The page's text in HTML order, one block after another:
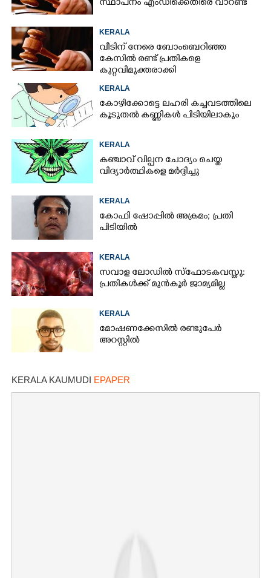
സ്ഥാപനം എംഡിക്കെതിരെ വാറണ്ട്
KERALA
വീടിന് നേരെ ബോംബെറിഞ്ഞ
കേസിൽ രണ്ട് പ്രതികളെ
കുറ്റവിമുക്തരാക്കി
KERALA
കോഴിക്കോട്ടെ ലഹരി കച്ചവടത്തിലെ
കൂടുതൽ കണ്ണികൾ പിടിയിലാകും
KERALA
കഞ്ചാവ് വില്പന ചോദ്യം ചെയ്ത
വിദ്യാർത്ഥികളെ മർദ്ദിച്ചു
KERALA
കോഫി ഷോപ്പിൽ അക്രമം; പ്രതി
പിടിയിൽ
KERALA
സവാള ലോഡിൽ സ്ഫോടകവസ്തു:
പ്രതികൾക്ക് മുൻകൂർ ജാമ്യമില്ല
KERALA
മോഷണക്കേസിൽ രണ്ടുപേർ
അറസ്റ്റിൽ
KERALA KAUMUDI EPAPER